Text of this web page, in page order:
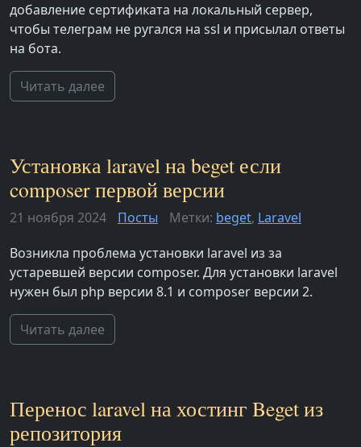
добавление сертификата на локальный сервер,
чтобы телеграм не ругался на ssl и присылал ответы
на бота.
Читать далее
Установка laravel на beget если
composer первой версии
21 ноября 2024 Посты Метки: beget, Laravel
Возникла проблема установки laravel из за
устаревшей версии composer. Для установки laravel
нужен был php версии 8.1 и composer версии 2.
Читать далее
Перенос laravel на хостинг Beget из
репозитория